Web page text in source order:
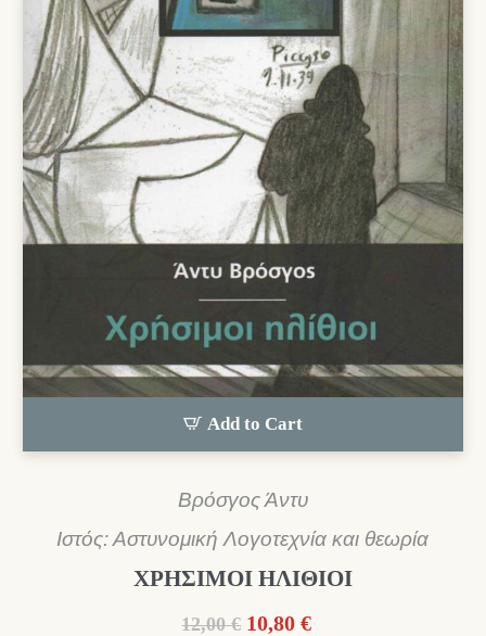
Add to Cart
Βρόσγος Άντυ
Ιστός: Αστυνομική Λογοτεχνία και θεωρία
ΧΡΗΣΙΜΟΙ ΗΛΙΘΙΟΙ
12,00 € Original
10,80 €Η